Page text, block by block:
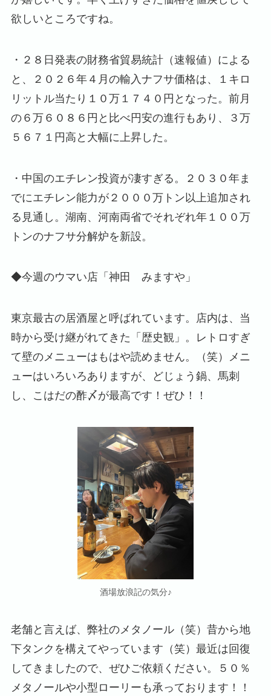
欲しいところですね。
・２８日発表の財務省貿易統計（速報値）による
と、２０２６年４月の輸入ナフサ価格は、１キロ
リットル当たり１０万１７４０円となった。前月
の６万６０８６円と比べ円安の進行もあり、３万
５６７１円高と大幅に上昇した。
・中国のエチレン投資が凄すぎる。２０３０年ま
でにエチレン能力が２０００万トン以上追加され
る見通し。湖南、河南両省でそれぞれ年１００万
トンのナフサ分解炉を新設。
◆今週のウマい店「神田 みますや」
東京最古の居酒屋と呼ばれています。店内は、当
時から受け継がれてきた「歴史観」。レトロすぎ
て壁のメニューはもはや読めません。（笑）メニ
ューはいろいろありますが、どじょう鍋、馬刺
し、こはだの酢〆が最高です！ぜひ！！
酒場放浪記の気分♪
老舗と言えば、弊社のメタノール（笑）昔から地
下タンクを構えてやっています（笑）最近は回復
してきましたので、ぜひご依頼ください。５０％
メタノールや小型ローリーも承っております！！